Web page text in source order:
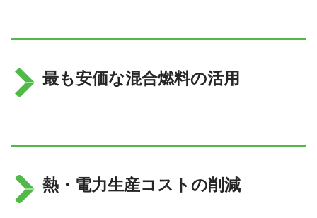
最も安価な混合燃料の活用
熱・電力生産コストの削減